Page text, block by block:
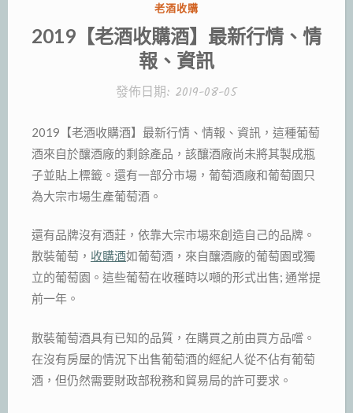
分
類:
老酒收購
2019【老酒收購酒】最新行情、情
報、資訊
發佈日期: 2019-08-05
2019【老酒收購酒】最新行情、情報、資訊，這種葡萄
酒來自於釀酒廠的剩餘產品，該釀酒廠尚未將其製成瓶
子並貼上標籤。還有一部分市場，葡萄酒廠和葡萄園只
為大宗市場生產葡萄酒。
還有品牌沒有酒莊，依靠大宗市場來創造自己的品牌。
散裝葡萄， 收購酒如葡萄酒，來自釀酒廠的葡萄園或獨
立的葡萄園。這些葡萄在收穫時以噸的形式出售; 通常提
前一年。
散裝葡萄酒具有已知的品質，在購買之前由買方品嚐。
在沒有房屋的情況下出售葡萄酒的經紀人從不佔有葡萄
酒，但仍然需要財政部稅務和貿易局的許可要求。